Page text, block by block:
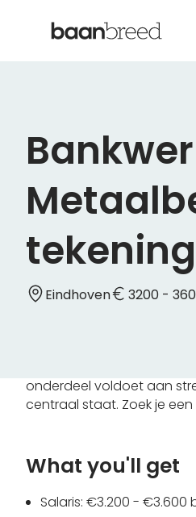
Eindhoven 3200 -
onderdeel voldoet aan
centraal staat. Zoek je
What you'll get
Salaris: €3.200 -